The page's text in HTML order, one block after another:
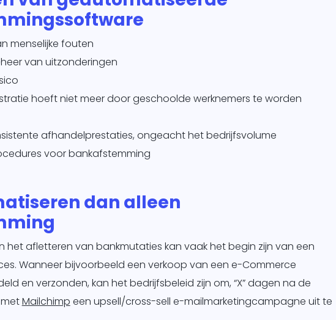
menselijke fouten
van uitzonderingen
hoeft niet meer door geschoolde werknemers te worden
afhandelprestaties, ongeacht het bedrijfsvolume
voor bankafstemming
dan alleen
het afletteren van bankmutaties kan vaak het begin zijn van een
Wanneer bijvoorbeeld een verkoop van een e-Commerce
en verzonden, kan het bedrijfsbeleid zijn om, “X” dagen na de
Mailchimp een upsell/cross-sell e-mailmarketingcampagne uit te